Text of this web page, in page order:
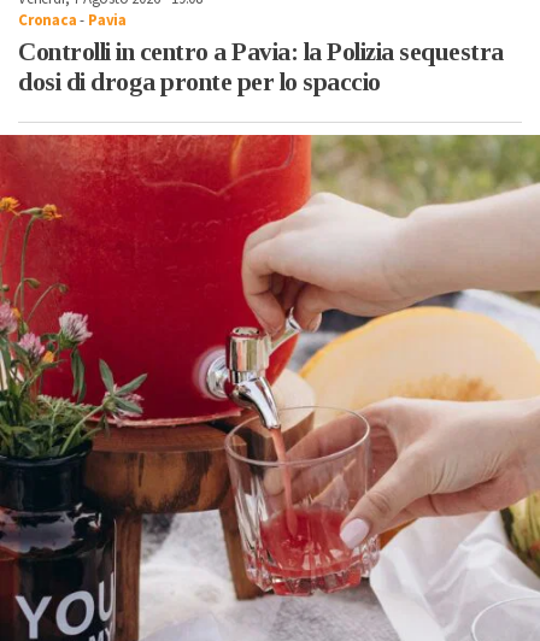
Cronaca- Pavia
Controlli in centro a Pavia: la Polizia sequestra
dosi di droga pronte per lo spaccio